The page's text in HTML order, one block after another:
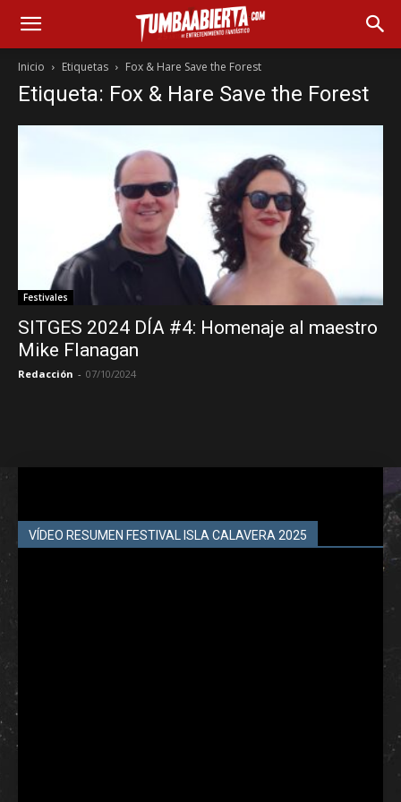
Inicio Etiquetas Fox & Hare Save the Forest
Etiqueta: Fox & Hare Save the Forest
Festivales
SITGES 2024 DÍA #4: Homenaje al maestro
Mike Flanagan
Redacción - 07/10/2024
VÍDEO RESUMEN FESTIVAL ISLA CALAVERA 2025